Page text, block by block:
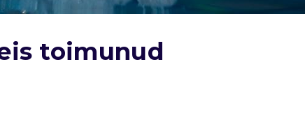
toimunud